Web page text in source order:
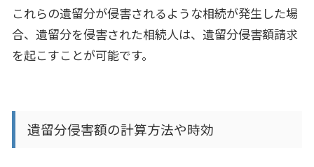
これらの遺留分が侵害されるような相続が発生した場
合、遺留分を侵害された相続人は、遺留分侵害額請求
を起こすことが可能です。
遺留分侵害額の計算方法や時効